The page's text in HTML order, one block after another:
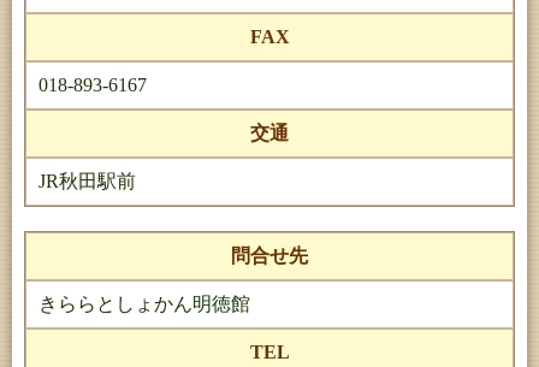
FAX
018-893-6167
交通
JR秋田駅前
問合せ先
きららとしょかん明徳館
TEL